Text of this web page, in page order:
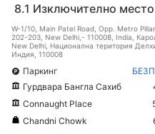
8.1 Изключително
W-1/10, Main Patel Road, Opp. Metro
202-203, New Delhi,- 110008, India,
New Delhi, Национална територия
Индия, 110008
Паркинг
Гурдвара Бангла Сахиб
Connaught Place
Chandni Chowk